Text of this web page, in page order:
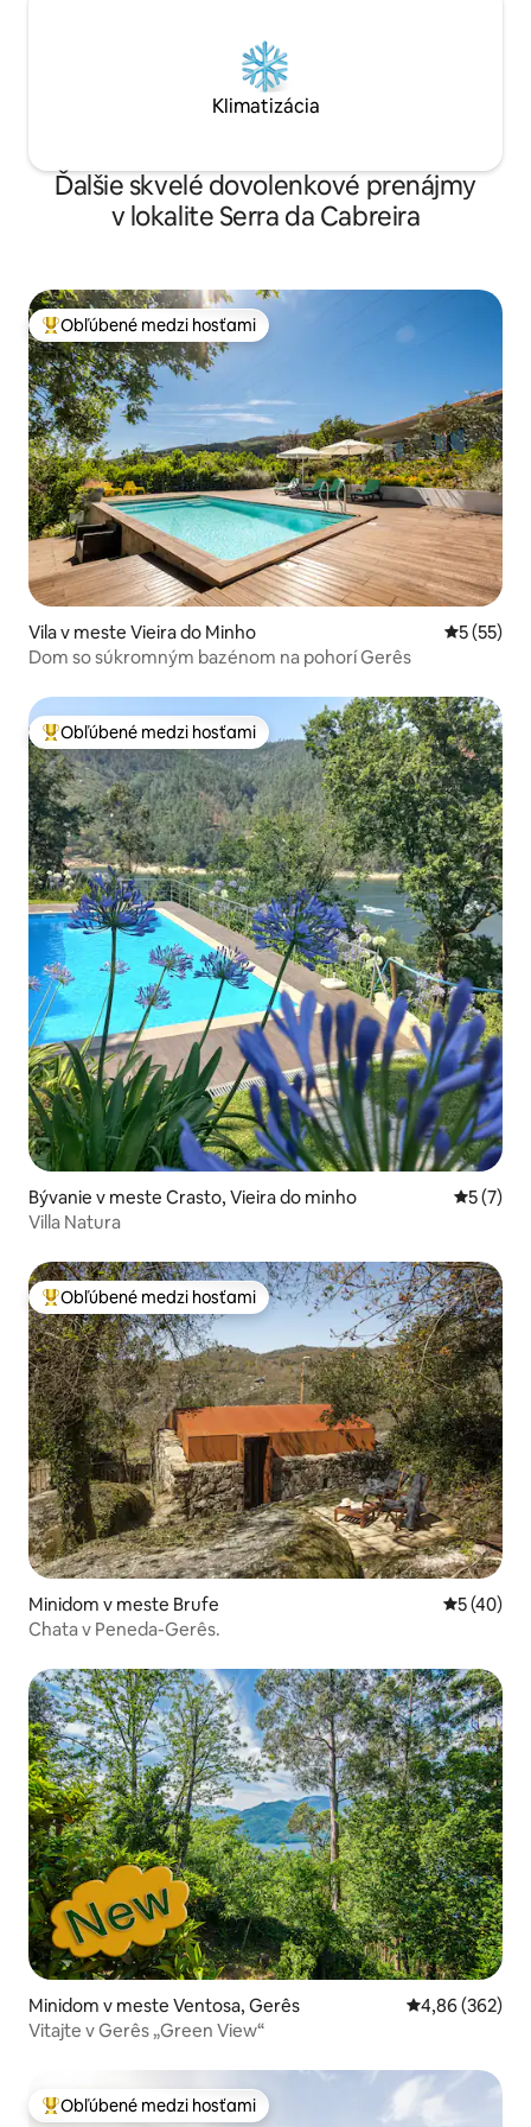
Klimatizácia
Ďalšie skvelé dovolenkové prenájmy
v lokalite Serra da Cabreira
Najobľúbenejšie medzi hosťami
Obľúbené medzi hosťami
Vila v meste Vieira do Minho
5 (55)
Dom so súkromným bazénom na pohorí Gerês
Najobľúbenejšie medzi hosťami
Obľúbené medzi hosťami
Bývanie v meste Crasto, Vieira do minho
5 (7)
Villa Natura
Najobľúbenejšie medzi hosťami
Obľúbené medzi hosťami
Minidom v meste Brufe
5 (40)
Chata v Peneda-Gerês.
Minidom v meste Ventosa, Gerês Priemerné
4,86 (362)
Vitajte v Gerês „Green View“
Najobľúbenejšie medzi hosťami
Obľúbené medzi hosťami